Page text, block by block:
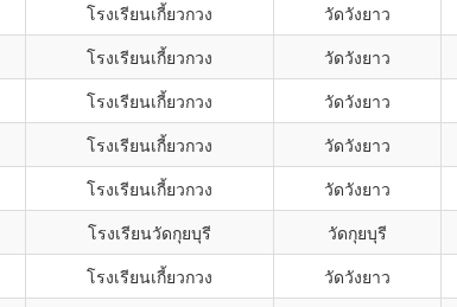
โรงเรียนเกี้ยวกวง วัดวังยาว
โรงเรียนเกี้ยวกวง วัดวังยาว
โรงเรียนเกี้ยวกวง วัดวังยาว
โรงเรียนเกี้ยวกวง วัดวังยาว
โรงเรียนเกี้ยวกวง วัดวังยาว
โรงเรียนวัดกุยบุรี วัดกุยบุรี
โรงเรียนเกี้ยวกวง วัดวังยาว